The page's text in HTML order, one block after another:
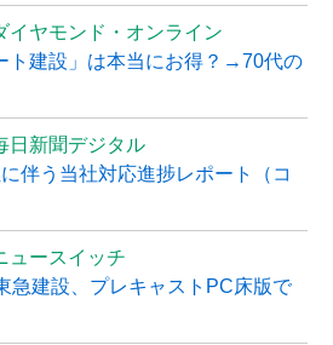
イヤモンド・オンライン
ト建設」は本当にお得？→70代の
日新聞デジタル
伴う当社対応進捗レポート（コ
ュースイッチ
建設、プレキャストPC床版で